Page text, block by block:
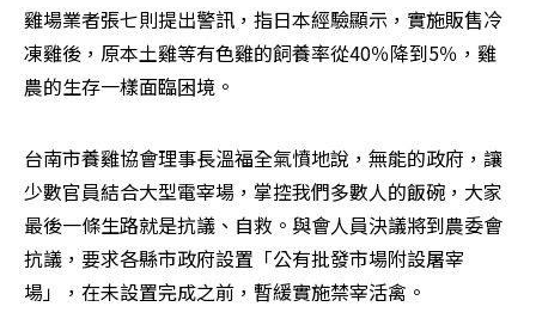
雞場業者張七則提出警訊，指日本經驗顯示，實施販售冷
凍雞後，原本土雞等有色雞的飼養率從40％降到5％，雞
農的生存一樣面臨困境。
台南市養雞協會理事長溫福全氣憤地說，無能的政府，讓
少數官員結合大型電宰場，掌控我們多數人的飯碗，大家
最後一條生路就是抗議、自救。與會人員決議將到農委會
抗議，要求各縣市政府設置「公有批發市場附設屠宰
場」，在未設置完成之前，暫緩實施禁宰活禽。